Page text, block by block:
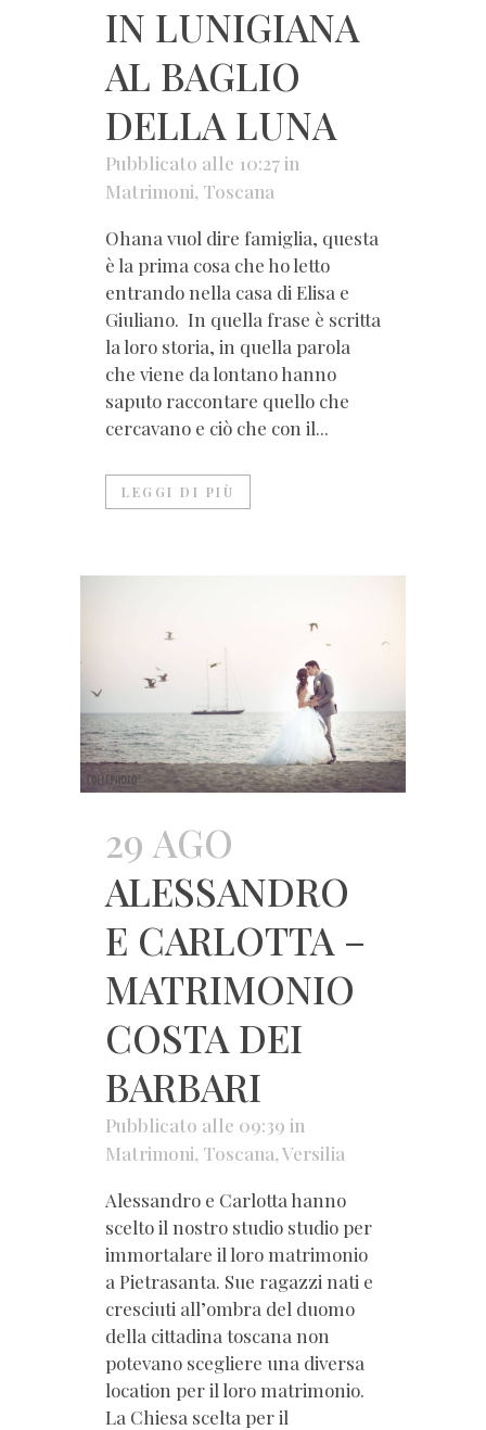
IN LUNIGIANA
AL BAGLIO
DELLA LUNA
Pubblicato alle 10:27in
Matrimoni, Toscana
Ohana vuol dire famiglia, questa
è la prima cosa che ho letto
entrando nella casa di Elisa e
Giuliano. In quella frase è scritta
la loro storia, in quella parola
che viene da lontano hanno
saputo raccontare quello che
cercavano e ciò che con il...
LEGGI DI PIÙ
29 AGO
ALESSANDRO
E CARLOTTA –
MATRIMONIO
COSTA DEI
BARBARI
Pubblicato alle 09:39 in
Matrimoni, Toscana,Versilia
Alessandro e Carlotta hanno
scelto il nostro studio studio per
immortalare il loro matrimonio
a Pietrasanta. Sue ragazzi nati e
cresciuti all’ombra del duomo
della cittadina toscana non
potevano scegliere una diversa
location per il loro matrimonio.
La Chiesa scelta per il